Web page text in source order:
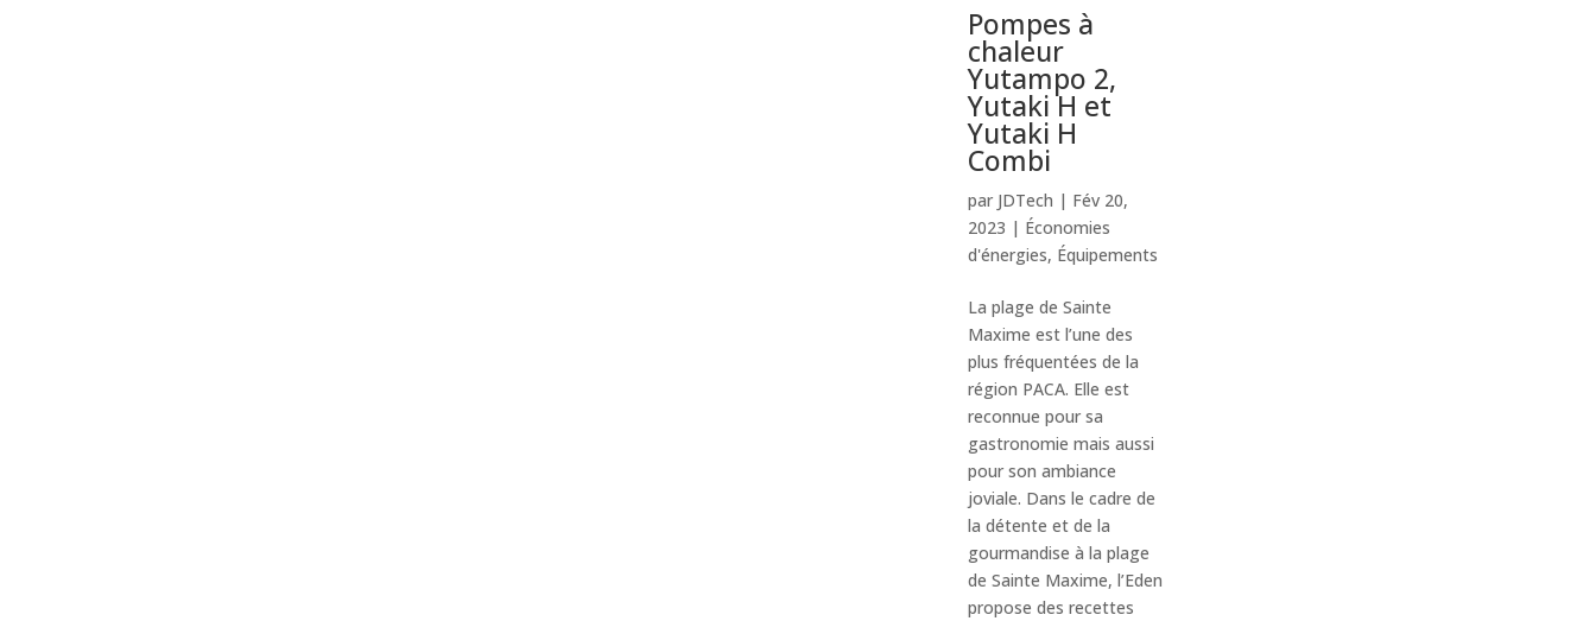
Pompes à
chaleur
Yutampo 2,
Yutaki H et
Yutaki H
Combi
par JDTech | Fév 20,
2023 | Économies
d'énergies, Équipements
La plage de Sainte
Maxime est l’une des
plus fréquentées de la
région PACA. Elle est
reconnue pour sa
gastronomie mais aussi
pour son ambiance
joviale. Dans le cadre de
la détente et de la
gourmandise à la plage
de Sainte Maxime, l’Eden
propose des recettes